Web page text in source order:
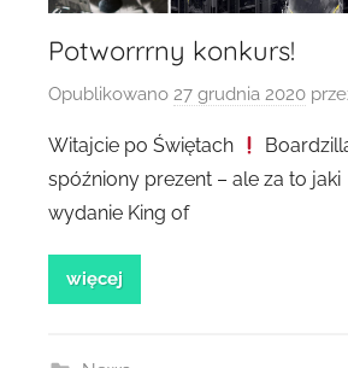
Potworrrny konkurs!
Opublikowano 27 grudnia 2020
Witajcie po Świętach
spóźniony prezent – ale za to jaki
wydanie King of
więcej